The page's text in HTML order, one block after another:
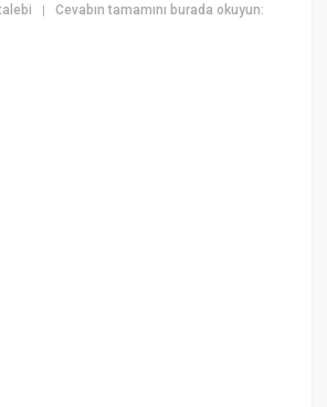
|Cevabın tamamını burada okuyun: